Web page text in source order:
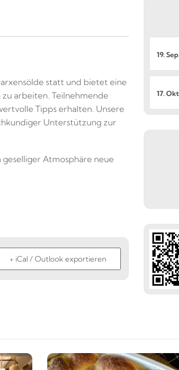
statt und bietet eine
arbeiten. Teilnehmende
Tipps erhalten. Unsere
Unterstützung zur
Atmosphäre neue
+ iCal / Outlook exportieren
19.
17.